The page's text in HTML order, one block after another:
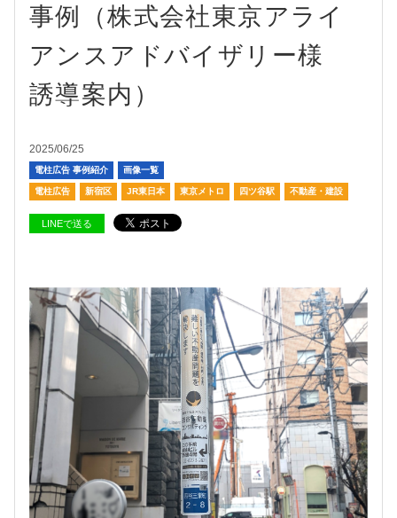
事例（株式会社東京アライ
アンスアドバイザリー様
誘導案内）
2025/06/25
電柱広告 事例紹介 画像一覧
電柱広告 新宿区 JR東日本 東京メトロ 四ツ谷駅 不動産・建設
LINEで送る